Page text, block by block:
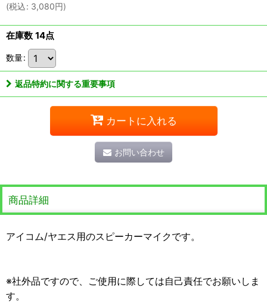
(税込: 3,080円)
在庫数 14点
数量:
返品特約に関する重要事項
カートに入れる
お問い合わせ
商品詳細
アイコム/ヤエス用のスピーカーマイクです。
※社外品ですので、ご使用に際しては自己責任でお願いしま
す。